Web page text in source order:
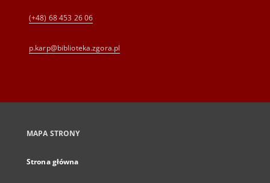
(+48) 68 453 26 06
p.karp@biblioteka.zgora.pl
MAPA STRONY
Strona główna